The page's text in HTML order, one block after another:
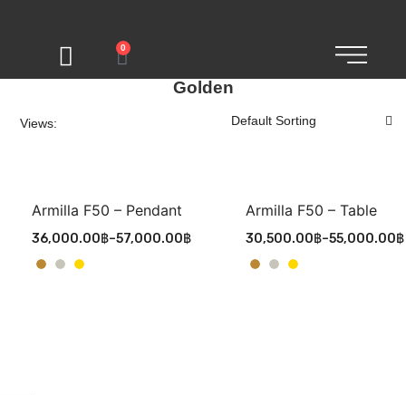
0
Golden
Views:
Armilla F50 – Pendant
36,000.00฿–57,000.00฿
Armilla F50 – Table
30,500.00฿–55,000.00฿